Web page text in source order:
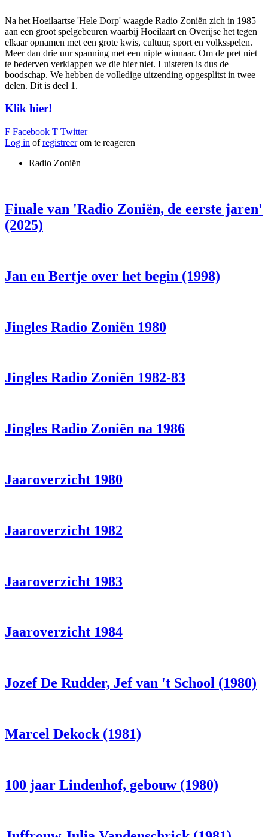
Na het Hoeilaartse 'Hele Dorp' waagde Radio Zoniën zich in 1985
aan een groot spelgebeuren waarbij Hoeilaart en Overijse het tegen
elkaar opnamen met een grote kwis, cultuur, sport en volksspelen.
Meer dan drie uur spanning met een nipte winnaar. Om de pret niet
te bederven verklappen we die hier niet. Luisteren is dus de
boodschap. We hebben de volledige uitzending opgesplitst in twee
delen. Dit is deel 1.
Klik hier!
F Facebook T Twitter
Log in ofregistreerom te reageren
Radio Zoniën
Finale van 'Radio Zoniën, de eerste jaren'
(2025)
Jan en Bertje over het begin (1998)
Jingles Radio Zoniën 1980
Jingles Radio Zoniën 1982-83
Jingles Radio Zoniën na 1986
Jaaroverzicht 1980
Jaaroverzicht 1982
Jaaroverzicht 1983
Jaaroverzicht 1984
Jozef De Rudder, Jef van 't School (1980)
Marcel Dekock (1981)
100 jaar Lindenhof, gebouw (1980)